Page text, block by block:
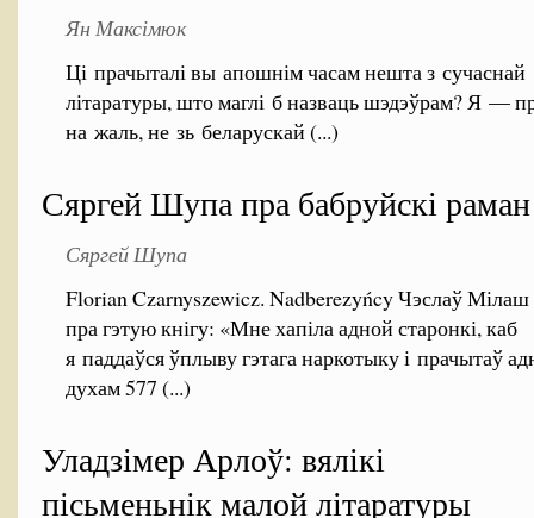
Ян Максімюк
Ці прачыталі вы апошнім часам нешта з сучаснай
літаратуры, што маглі б назваць шэдэўрам? Я —
на жаль, не зь беларускай (...)
Сяргей Шупа пра бабруйскі раман
Сяргей Шупа
Florian Czarnyszewicz. Nadberezyńcy Чэслаў Мілаш
пра гэтую кнігу: «Мне хапіла адной старонкі, каб
я паддаўся ўплыву гэтага наркотыку і прачытаў
духам 577 (...)
Уладзімер Арлоў: вялікі
пісьменьнік малой літаратуры